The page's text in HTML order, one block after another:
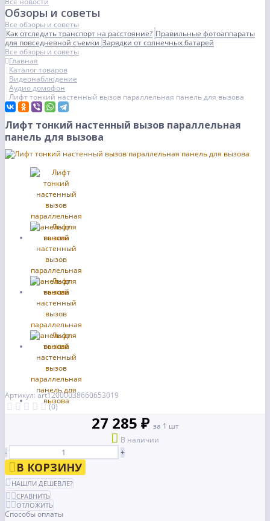
Обзоры и советы
Все обзоры и советы
Как отследить транспорт на расстояние? Правильные фотоаппараты
для повседневной съемкиЗарядки от солнечных батарей
Все обзоры и советы
Главная
Каталог товаров
Видеонаблюдение
Аудио домофон
Лифт тонкий настенный вызов параллельная панель для вызова
Лифт тонкий настенный вызов параллельная
панель для вызова
Артикул: art12000038660653019
(0)
27 285 ₽ за 1 шт
В наличии
-
+
В КОРЗИНУ
НАШЛИ ДЕШЕВЛЕ?
СРАВНИТЬ
ОТЛОЖИТЬ
Способы оплаты